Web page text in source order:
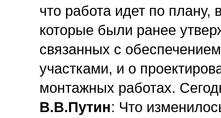
что работа идет по плану,
которые были ранее
связанных с
участками, и о
монтажных работах.
В.В.Путин: Что